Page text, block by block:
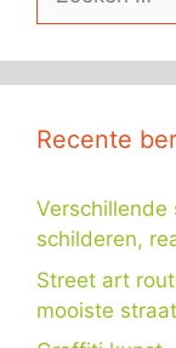
Recente
schilderen,
Street art
mooiste